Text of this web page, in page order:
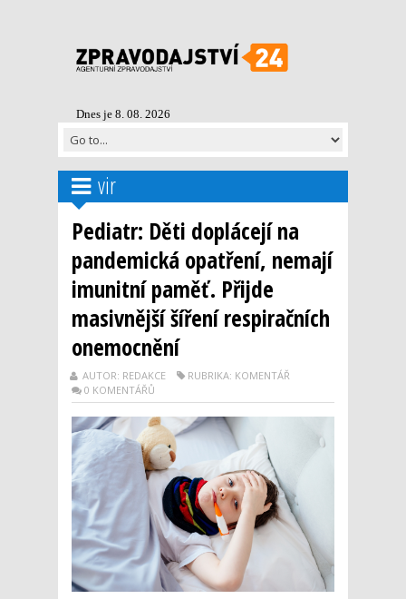
Dnes je 8. 08. 2026
vir
Pediatr: Děti doplácejí na
pandemická opatření, nemají
imunitní paměť. Přijde
masivnější šíření respiračních
onemocnění
AUTOR: REDAKCE
RUBRIKA: KOMENTÁŘ
0 KOMENTÁŘŮ